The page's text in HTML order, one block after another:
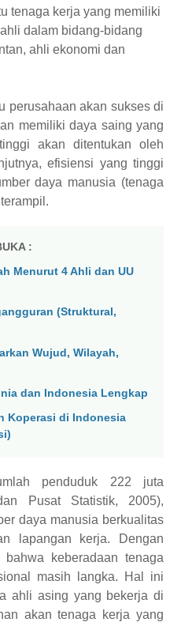
tenaga kerja yang memiliki
dalam bidang-bidang
ahli ekonomi dan
perusahaan akan sukses di
memiliki daya saing yang
akan ditentukan oleh
efisiensi yang tinggi
daya manusia (tenaga
:
Menurut 4 Ahli dan UU
(Struktural,
Wujud, Wilayah,
dan Indonesia Lengkap
Koperasi di Indonesia
penduduk 222 juta
Pusat Statistik, 2005),
daya manusia berkualitas
lapangan kerja. Dengan
keberadaan tenaga
masih langka. Hal ini
ahli asing yang bekerja di
akan tenaga kerja yang